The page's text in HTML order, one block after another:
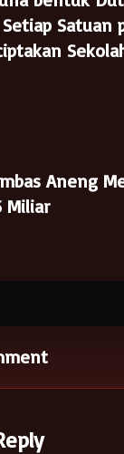
Satuan
Aneng
Miliar